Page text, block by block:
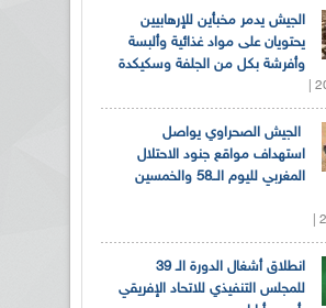
الجيش يدمر مخبأين للإرهابيين
يحتويان على مواد غذائية وألبسة
وأفرشة بكل من الجلفة وسكيكدة
الجيش الصحراوي يواصل
استهداف مواقع جنود الاحتلال
المغربي لليوم الــ58 والخمسين
انطلاق أشغال الدورة الـ 39
للمجلس التنفيذي للاتحاد الإفريقي